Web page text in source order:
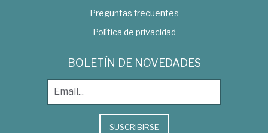
Preguntas frecuentes
Política de privacidad
BOLETÍN DE NOVEDADES
SUSCRIBIRSE